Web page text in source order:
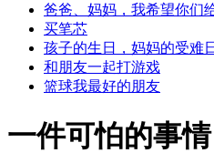
爸爸、妈妈，我希望你们
买笔芯
孩子的生日，妈妈的受难日
和朋友一起打游戏
篮球我最好的朋友
一件可怕的事情